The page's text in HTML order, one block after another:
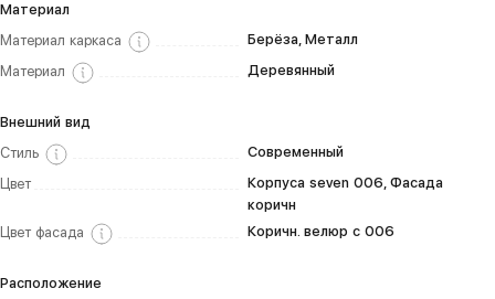
Материал
Материал каркаса
Берёза, Металл
Материал
Деревянный
Внешний вид
Стиль
Современный
Цвет
Корпуса seven 006, Фасада
коричн
Цвет фасада
Коричн. велюр с 006
Расположение